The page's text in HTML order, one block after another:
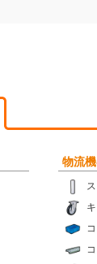
物流